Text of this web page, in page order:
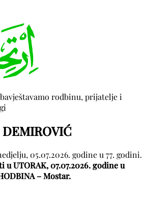
rodbinu, prijatelje i
05.07.2026. godine u 77. godini.
u UTORAK, 07.07.2026. godine u
– Mostar.